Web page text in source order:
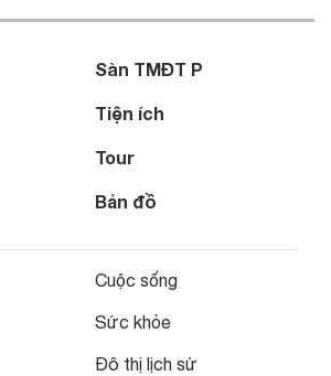
Sàn TMĐT P
Tiện ích
Tour
Bản đồ
Cuộc sống
Sức khỏe
Đô thị lịch sử